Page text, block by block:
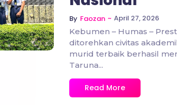
By Faozan ~ April 27, 2026
Kebumen – Humas –
ditorehkan civitas
murid terbaik berhasil
Taruna...
Read More